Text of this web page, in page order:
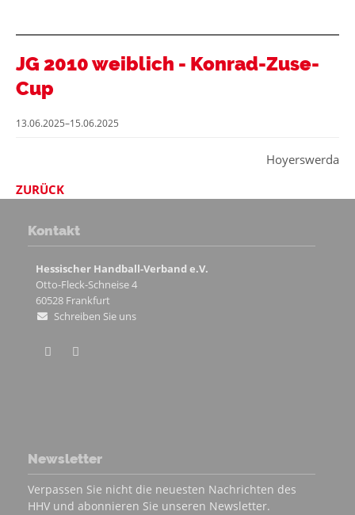
JG 2010 weiblich - Konrad-Zuse-
Cup
13.06.2025–15.06.2025
Hoyerswerda
ZURÜCK
Kontakt
Hessischer Handball-Verband e.V.
Otto-Fleck-Schneise 4
60528 Frankfurt
Schreiben Sie uns
Newsletter
Verpassen Sie nicht die neuesten Nachrichten des
HHV und abonnieren Sie unseren Newsletter.